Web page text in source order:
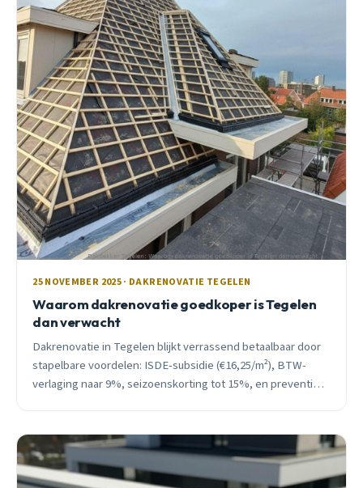
25 NOVEMBER 2025 · DAKRENOVATIE TEGELEN
Waarom dakrenovatie goedkoper is Tegelen
dan verwacht
Dakrenovatie in Tegelen blijkt verrassend betaalbaar door
stapelbare voordelen: ISDE-subsidie (€16,25/m²), BTW-
verlaging naar 9%, seizoenskorting tot 15%, en preventief